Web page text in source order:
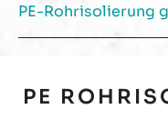
PE-Rohrisolierung
PE